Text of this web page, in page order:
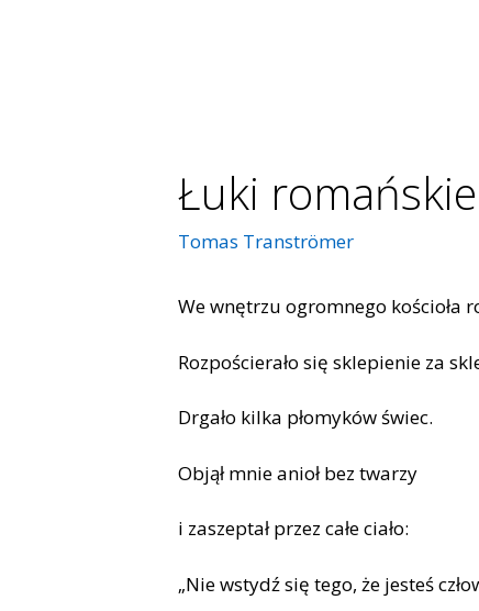
Łuki romańskie
Tomas Tranströmer
We wnętrzu ogromnego kościoła
Rozpościerało się sklepienie za
Drgało kilka płomyków świec.
Objął mnie anioł bez twarzy
i zaszeptał przez całe ciało:
„Nie wstydź się tego, że jesteś